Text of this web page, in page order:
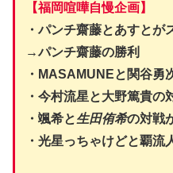
【福岡喧嘩自慢企画】
・パンチ齋藤とあすとが
→パンチ齋藤の勝利
・MASAMUNEと関谷勇
・今村流星と大野篤貴の
・颯希と生田侑希の対戦
・光星っちゃけどと覇流